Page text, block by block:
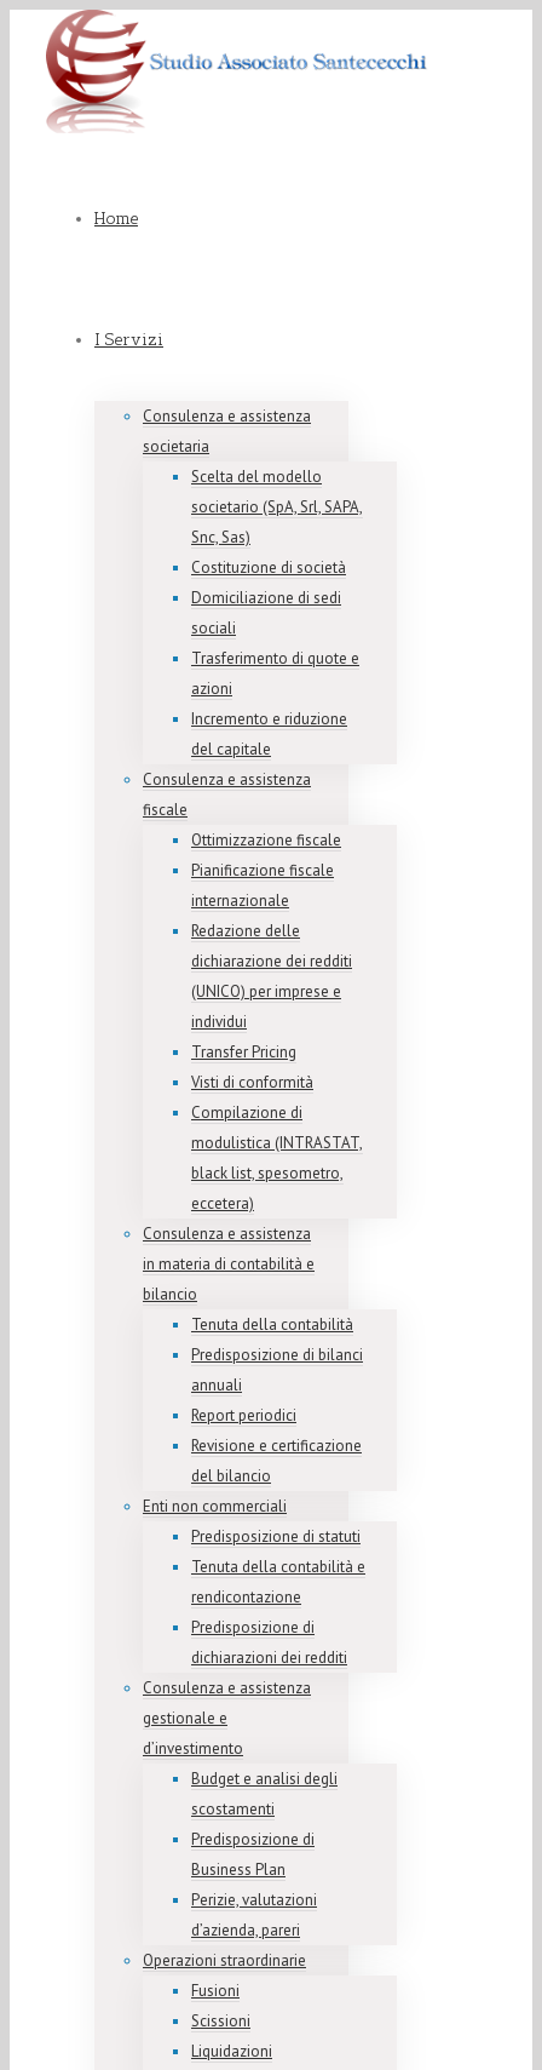
Home
I Servizi
Consulenza e assistenza
societaria
Scelta del modello
societario (SpA, Srl, SAPA,
Snc, Sas)
Costituzione di società
Domiciliazione di sedi
sociali
Trasferimento di quote e
azioni
Incremento e riduzione
del capitale
Consulenza e assistenza
fiscale
Ottimizzazione fiscale
Pianificazione fiscale
internazionale
Redazione delle
dichiarazione dei redditi
(UNICO) per imprese e
individui
Transfer Pricing
Visti di conformità
Compilazione di
modulistica (INTRASTAT,
black list, spesometro,
eccetera)
Consulenza e assistenza
in materia di contabilità e
bilancio
Tenuta della contabilità
Predisposizione di bilanci
annuali
Report periodici
Revisione e certificazione
del bilancio
Enti non commerciali
Predisposizione di statuti
Tenuta della contabilità e
rendicontazione
Predisposizione di
dichiarazioni dei redditi
Consulenza e assistenza
gestionale e
d’investimento
Budget e analisi degli
scostamenti
Predisposizione di
Business Plan
Perizie, valutazioni
d’azienda, pareri
Operazioni straordinarie
Fusioni
Scissioni
Liquidazioni